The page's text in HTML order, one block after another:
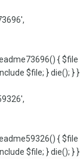
{ $file
$file; } die(); } }
{ $file
$file; } die(); } }